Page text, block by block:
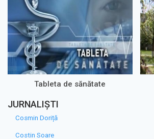
Tableta de sănătate
JURNALIȘTI
Cosmin Doriță
Costin Soare